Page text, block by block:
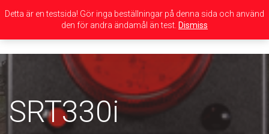
navigation
SRT330i
Detta är en testsida! Gör inga beställningar på denna sida och använd
den för andra ändamål än test. Dismiss